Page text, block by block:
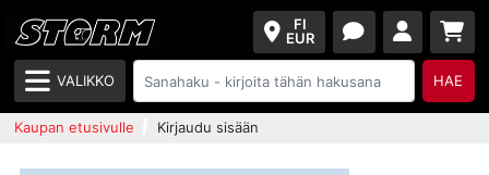
FI
EUR
VALIKKO HAE
Kaupan etusivulle Kirjaudu sisään